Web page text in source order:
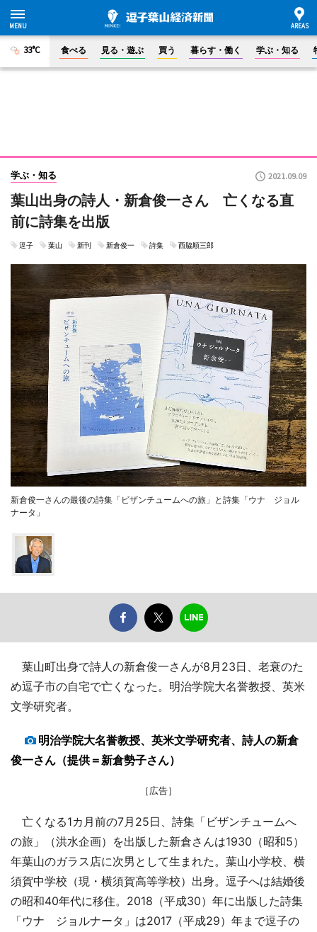
33°C 食べる 見る・遊ぶ 買う 暮らす・働く 学ぶ・知る
学ぶ・知る 2021.09.09
葉山出身の詩人・新倉俊一さん 亡くなる直
前に詩集を出版
逗子 葉山 新刊 新倉俊一 詩集 西脇順三郎
新倉俊一さんの最後の詩集「ビザンチュームへの旅」と詩集「ウナ ジョル
ナータ」
葉山町出身で詩人の新倉俊一さんが8月23日、老衰のた
め逗子市の自宅で亡くなった。明治学院大名誉教授、英米
文学研究者。
明治学院大名誉教授、英米文学研究者、詩人の新倉
俊一さん（提供＝新倉勢子さん）
［広告］
亡くなる1カ月前の7月25日、詩集「ビザンチュームへ
の旅」（洪水企画）を出版した新倉さんは1930（昭和5）
年葉山のガラス店に次男として生まれた。葉山小学校、横
須賀中学校（現・横須賀高等学校）出身。逗子へは結婚後
の昭和40年代に移住。2018（平成30）年に出版した詩集
「ウナ ジョルナータ」は2017（平成29）年まで逗子の